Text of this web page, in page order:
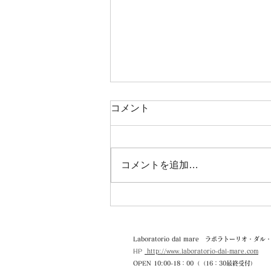
コメント
コメントを追加…
Laboratorio dal mare ラボラトーリオ・ダル・
HP
http://www.laboratorio-dal-mare.com
OPEN 10:00-18：00（（16：30最終受付）